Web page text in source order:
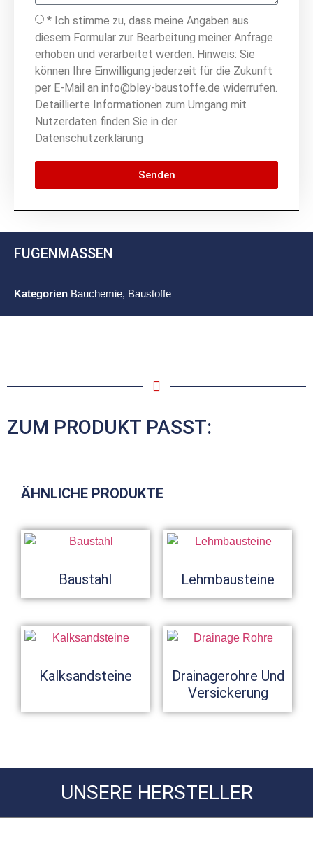
* Ich stimme zu, dass meine Angaben aus
diesem Formular zur Bearbeitung meiner Anfrage
erhoben und verarbeitet werden. Hinweis: Sie
können Ihre Einwilligung jederzeit für die Zukunft
per E-Mail an info@bley-baustoffe.de widerrufen.
Detaillierte Informationen zum Umgang mit
Nutzerdaten finden Sie in der
Datenschutzerklärung
Senden
FUGENMASSEN
Kategorien Bauchemie, Baustoffe
ZUM PRODUKT PASST:
ÄHNLICHE PRODUKTE
Baustahl Lehmbausteine
Kalksandsteine
Drainagerohre Und
Versickerung
UNSERE HERSTELLER